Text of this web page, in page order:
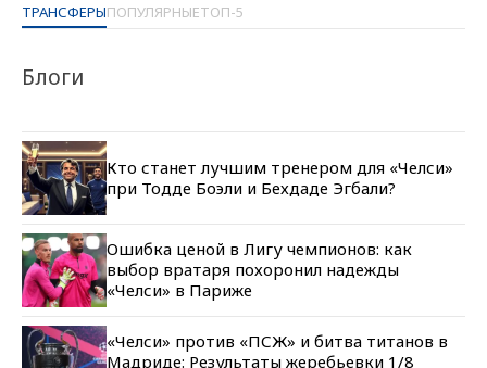
ТРАНСФЕРЫПОПУЛЯРНЫЕТОП-5
Блоги
Кто станет лучшим тренером для «Челси»
при Тодде Боэли и Бехдаде Эгбали?
Ошибка ценой в Лигу чемпионов: как
выбор вратаря похоронил надежды
«Челси» в Париже
«Челси» против «ПСЖ» и битва титанов в
Мадриде: Результаты жеребьевки 1/8